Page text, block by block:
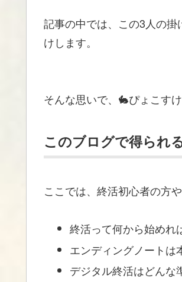
記事の中では、この3人の
けします。
そんな思いで、🐇ぴょこす
このブログで得られ
ここでは、終活初心者の方
終活って何から始めれ
エンディングノートは
デジタル終活はどんな